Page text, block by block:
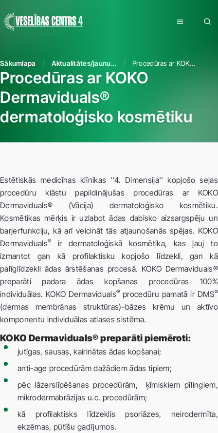
Sākumlapa Aktualitātes/jaunumi Procedūras ar KOKO Dermaviduals® dermatoloģisko kosmētiku
Procedūras ar KOKO
Dermaviduals®
dermatoloģisko kosmētiku
Estētiskās medicīnas klīnikas ''4. Dimensija'' kopjošo sejas
procedūru klāstu papildinājušas procedūras ar KOKO
Dermaviduals® (Vācija) dermatoloģisko kosmētiku.
Kosmētikas mērķis ir uzlabot ādas dabisko aizsargspēju un
barjerfunkciju, kā arī veicināt tās atjaunošanās spējas. KOKO
Dermaviduals®ir dermatoloģiskā kosmētika, kas ļauj to
izmantot gan kā profilaktisku kopjošo līdzekli, gan kā
palīglīdzekli ādas ārstēšanas procesā. KOKO Dermaviduals®
preparāti padara ādas kopšanas procedūras 100%
individuālas. KOKO Dermaviduals®procedūru pamatā ir DMS®
(dermas membrānas struktūras)-bāzes krēmu un aktīvo
komponentu individuālas atlases sistēma.
KOKO Dermaviduals® preparāti piemēroti:
jutīgas, sausas, kairinātas ādas kopšanai;
anti-age procedūrām dažādiem ādas tipiem;
pēc lāzerslīpēšanas procedūrām, ķīmiskiem pīlingiem,
mikrodermabrāzijas u.c. procedūrām;
kā profilaktisks līdzeklis psoriāzes, neirodermīta,
ekzēmas, pūtīšu gadījumos.